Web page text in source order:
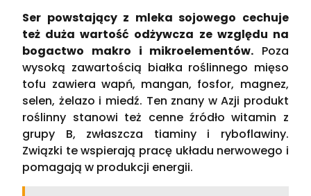
Ser powstający z mleka sojowego cechuje
też duża wartość odżywcza ze względu na
bogactwo makro i mikroelementów. Poza
wysoką zawartością białka roślinnego mięso
tofu zawiera wapń, mangan, fosfor, magnez,
selen, żelazo i miedź. Ten znany w Azji produkt
roślinny stanowi też cenne źródło witamin z
grupy B, zwłaszcza tiaminy i ryboflawiny.
Związki te wspierają pracę układu nerwowego i
pomagają w produkcji energii.